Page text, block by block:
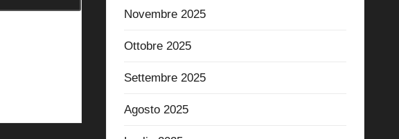
Novembre 2025
Ottobre 2025
Settembre 2025
Agosto 2025